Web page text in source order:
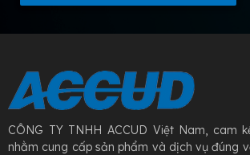
CÔNG TY TNHH ACCUD Việt Nam, cam
nhằm cung cấp sản phẩm và dịch vụ đúng